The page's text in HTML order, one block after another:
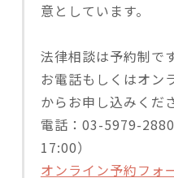
意としています。
法律相談は予約制です
お電話もしくはオン
からお申し込みくだ
電話：03-5979-
17:00）
オンライン予約フォ